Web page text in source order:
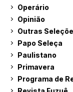
Operário
Opinião
Outras
Papo Seleça
Paulistano
Primavera
Programa de